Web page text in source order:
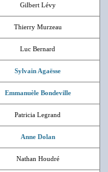
Gilbert Lévy
Thierry Murzeau
Luc Bernard
Sylvain Agaësse
Emmanuèle Bondeville
Patricia Legrand
Anne Dolan
Nathan Houdré